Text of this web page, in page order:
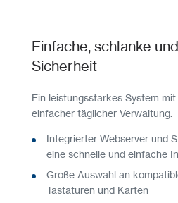
Einfache, schlanke
Sicherheit
Ein leistungsstarkes System
einfacher täglicher Verwaltung.
Integrierter Webserver und
eine schnelle und einfache
Große Auswahl an
Tastaturen und Karten